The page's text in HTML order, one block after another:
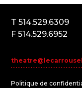
T 514.529.6309
F 514.529.6952
Politique de